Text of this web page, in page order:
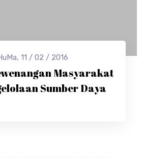
11 / 02 / 2016
Masyarakat
Sumber Daya